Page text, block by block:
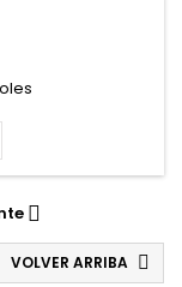

VOLVER ARRIBA 